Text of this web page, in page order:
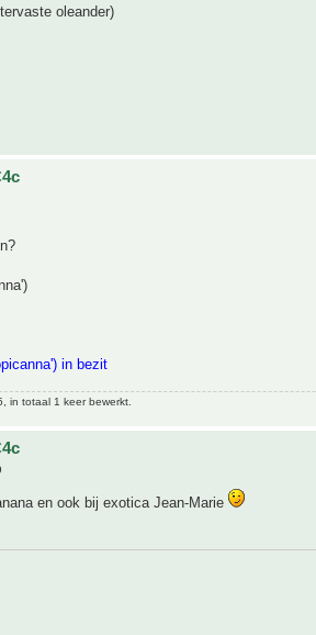
oleander)
in bezit
in totaal 1 keer bewerkt.
en ook bij exotica Jean-Marie